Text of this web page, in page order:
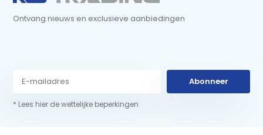
Ontvang nieuws en exclusieve aanbiedingen
Abonneer
* Lees hier de wettelijke beperkingen